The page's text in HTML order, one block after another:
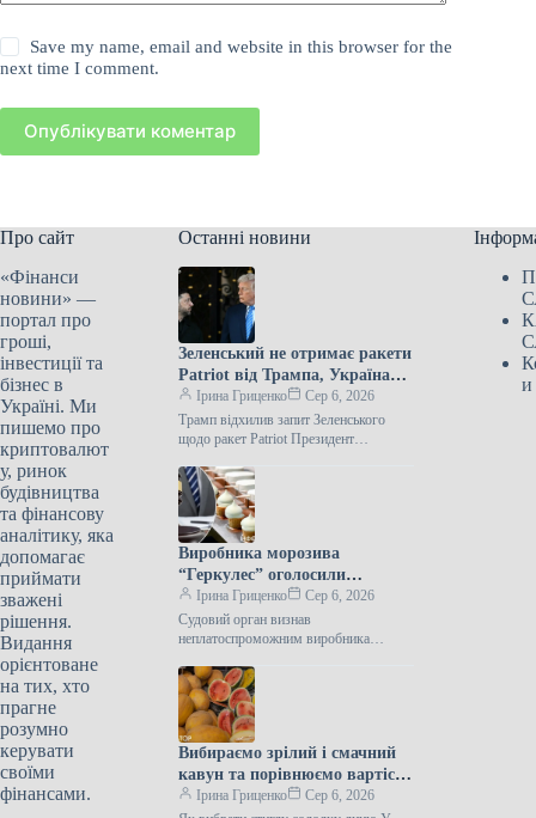
Save my name, email and website in this browser for the
next time I comment.
Опублікувати коментар
Про сайт
«Фінанси
новини» —
портал про
гроші,
інвестиції та
бізнес в
Україні. Ми
пишемо про
криптовалют
у, ринок
будівництва
та фінансову
аналітику, яка
допомагає
приймати
зважені
рішення.
Видання
орієнтоване
на тих, хто
прагне
розумно
керувати
своїми
фінансами.
Останні новини
Зеленський не отримає ракети
Patriot від Трампа, Україна
залишилася без них.
Ірина Гриценко
Сер 6, 2026
Трамп відхилив запит Зеленського
щодо ракет Patriot Президент
задовольнив прохання Володимира
Зеленського про передачу Україні
Виробника морозива
“Геркулес” оголосили
банкрутом через борги на
мільярди.
Ірина Гриценко
Сер 6, 2026
Судовий орган визнав
неплатоспроможним виробника
Донецької області оголосив банкрутом
приватне акціонерне товариство
“Геркулес” — колишнього
Вибираємо зрілий і смачний
кавун та порівнюємо вартість
у магазинах
Ірина Гриценко
Сер 6, 2026
и